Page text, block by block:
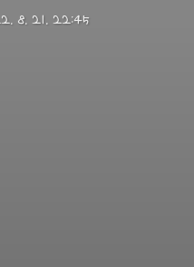
8. 21. 22:45